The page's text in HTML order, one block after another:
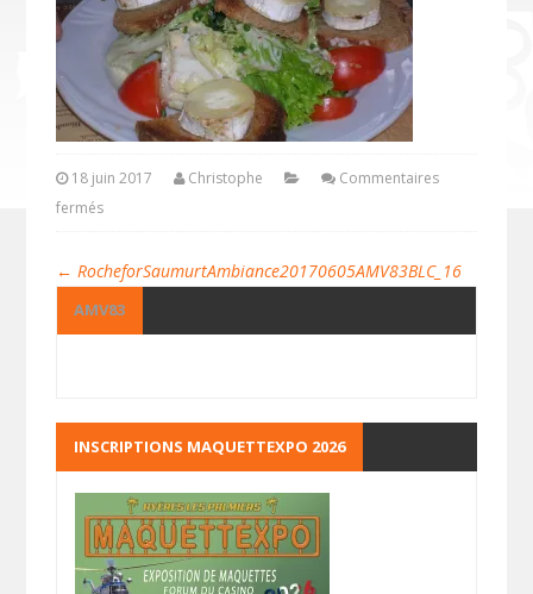
18 juin 2017 Christophe
Commentaires
fermés
← RocheforSaumurtAmbiance20170605AMV83BLC_16
AMV83
INSCRIPTIONS MAQUETTEXPO 2026